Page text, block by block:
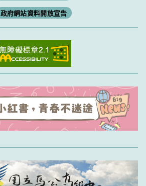
政府網站資料開放宣告